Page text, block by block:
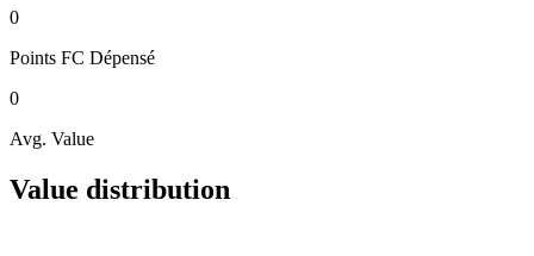
0
Points FC Dépensé
0
Avg. Value
Value distribution